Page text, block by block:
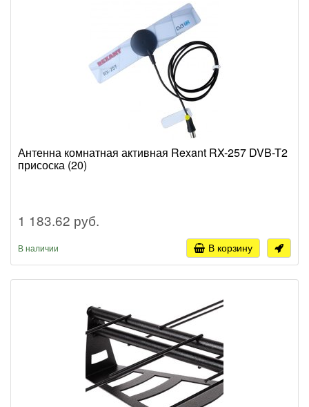
Антенна комнатная активная Rexant RX-257 DVB-T2
присоска (20)
1 183.62 руб.
В наличии В корзину